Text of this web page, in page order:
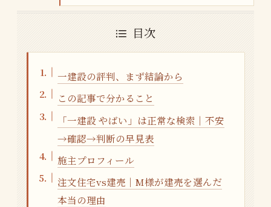
目次
一建設の評判、まず結論から
この記事で分かること
「一建設 やばい」は正常な検索｜不安
→確認→判断の早見表
施主プロフィール
注文住宅vs建売｜M様が建売を選んだ
本当の理由